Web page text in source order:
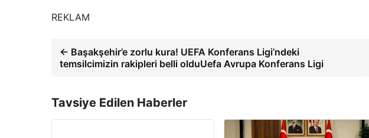
REKLAM
← Başakşehir’e zorlu kura! UEFA Konferans Ligi’ndeki
temsilcimizin rakipleri belli olduUefa Avrupa Konferans Ligi
Tavsiye Edilen Haberler